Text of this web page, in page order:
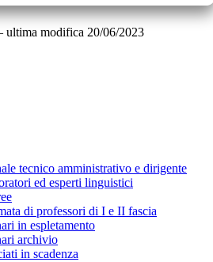
ultima modifica 20/06/2023
tecnico amministrativo e dirigente
ed esperti linguistici
di professori di I e II fascia
in espletamento
archivio
in scadenza